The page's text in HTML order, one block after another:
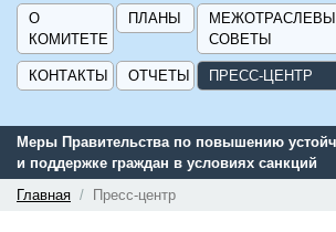
О
КОМИТЕТЕ
ПЛАНЫ
СОВЕТЫ
КОНТАКТЫ ОТЧЕТЫ ПРЕСС-ЦЕНТР
Меры Правительства по повышению
и поддержке граждан в условиях санкций
Главная
Пресс-центр